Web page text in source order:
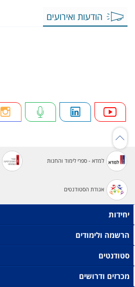
הודעות ואירועים
למדא - ספרי לימוד והחנות
אגודת הסטודנטים
יחידות
הרשמה ולימודים
סטודנטים
מכרזים ודרושים